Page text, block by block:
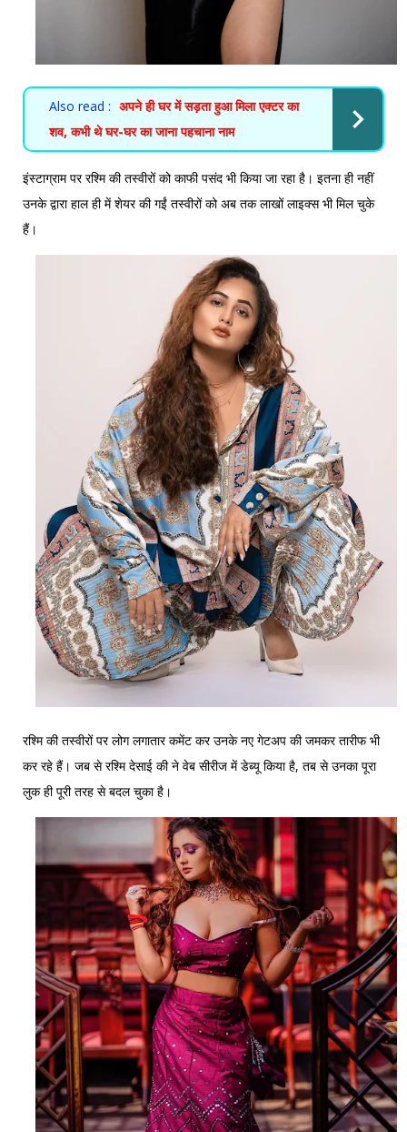
Also read : अपने ही घर में सड़ता हुआ मिला एक्टर का
शव, कभी थे घर-घर का जाना पहचाना नाम
इंस्टाग्राम पर रश्मि की तस्वीरों को काफी पसंद भी किया जा रहा है। इतना ही नहीं
उनके द्वारा हाल ही में शेयर की गईं तस्वीरों को अब तक लाखों लाइक्स भी मिल चुके
हैं।
रश्मि की तस्वीरों पर लोग लगातार कमेंट कर उनके नए गेटअप की जमकर तारीफ भी
कर रहे हैं। जब से रश्मि देसाई की ने वेब सीरीज में डेब्यू किया है, तब से उनका पूरा
लुक ही पूरी तरह से बदल चुका है।